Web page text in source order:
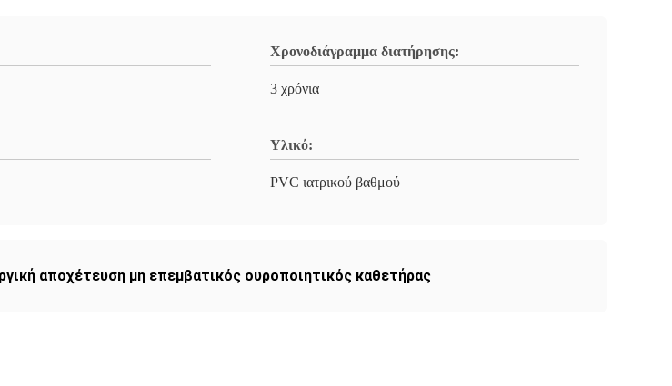
Χρονοδιάγραμμα διατήρησης:
3 χρόνια
Υλικό:
PVC ιατρικού βαθμού
αποχέτευση μη επεμβατικός ουροποιητικός καθετήρας